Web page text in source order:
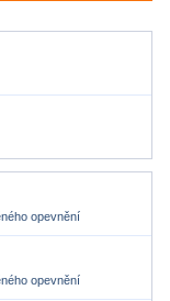
opevnění
opevnění